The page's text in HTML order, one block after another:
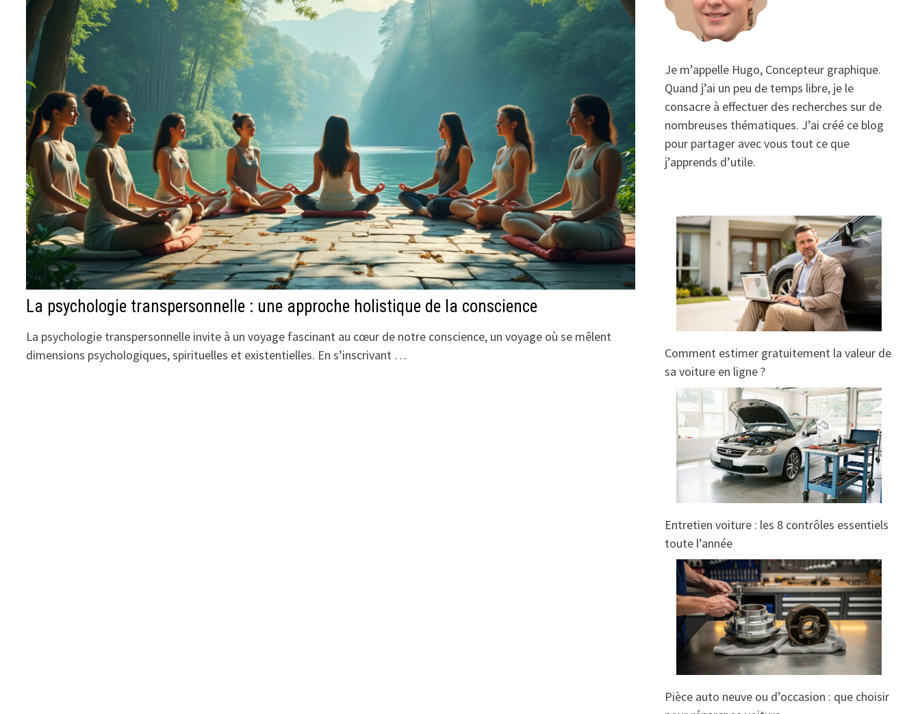
La psychologie transpersonnelle : une approche holistique de la conscience
La psychologie transpersonnelle invite à un voyage fascinant au cœur de notre conscience, un voyage où se mêlent
dimensions psychologiques, spirituelles et existentielles. En s’inscrivant …
Je m’appelle Hugo, Concepteur graphique.
Quand j’ai un peu de temps libre, je le
consacre à effectuer des recherches sur de
nombreuses thématiques. J’ai créé ce blog
pour partager avec vous tout ce que
j’apprends d’utile.
Comment estimer gratuitement la valeur de
sa voiture en ligne ?
Entretien voiture : les 8 contrôles essentiels
toute l’année
Pièce auto neuve ou d’occasion : que choisir